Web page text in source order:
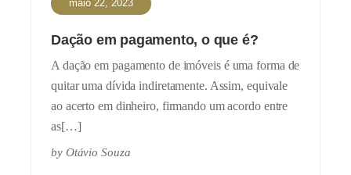
maio 22, 2023
Dação em pagamento, o que é?
A dação em pagamento de imóveis é uma forma de
quitar uma dívida indiretamente. Assim, equivale
ao acerto em dinheiro, firmando um acordo entre
as[…]
by Otávio Souza